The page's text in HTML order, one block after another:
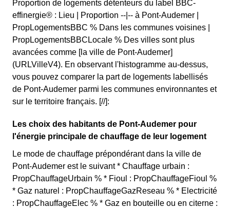
Proportion de logements détenteurs du label BBC-
effinergie® : Lieu | Proportion --|-- à Pont-Audemer |
PropLogementsBBC % Dans les communes voisines |
PropLogementsBBCLocale % Des villes sont plus
avancées comme [la ville de Pont-Audemer]
(URLVilleV4). En observant l'histogramme au-dessus,
vous pouvez comparer la part de logements labellisés
de Pont-Audemer parmi les communes environnantes et
sur le territoire français. [//]:
Les choix des habitants de Pont-Audemer pour
l'énergie principale de chauffage de leur logement
Le mode de chauffage prépondérant dans la ville de
Pont-Audemer est le suivant * Chauffage urbain :
PropChauffageUrbain % * Fioul : PropChauffageFioul %
* Gaz naturel : PropChauffageGazReseau % * Electricité
: PropChauffageElec % * Gaz en bouteille ou en citerne :